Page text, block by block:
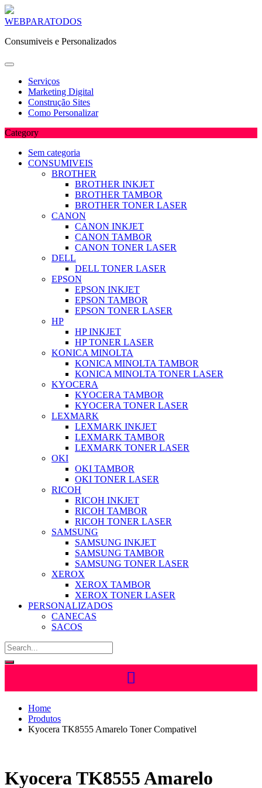
Skip
content
WEBPARATODOS
Consumiveis e Personalizados
Serviços
Marketing Digital
Construção Sites
Como Personalizar
Category
Sem categoria
CONSUMIVEIS
BROTHER
BROTHER INKJET
BROTHER TAMBOR
BROTHER TONER LASER
CANON
CANON INKJET
CANON TAMBOR
CANON TONER LASER
DELL
DELL TONER LASER
EPSON
EPSON INKJET
EPSON TAMBOR
EPSON TONER LASER
HP
HP INKJET
HP TONER LASER
KONICA MINOLTA
KONICA MINOLTA TAMBOR
KONICA MINOLTA TONER LASER
KYOCERA
KYOCERA TAMBOR
KYOCERA TONER LASER
LEXMARK
LEXMARK INKJET
LEXMARK TAMBOR
LEXMARK TONER LASER
OKI
OKI TAMBOR
OKI TONER LASER
RICOH
RICOH INKJET
RICOH TAMBOR
RICOH TONER LASER
SAMSUNG
SAMSUNG INKJET
SAMSUNG TAMBOR
SAMSUNG TONER LASER
XEROX
XEROX TAMBOR
XEROX TONER LASER
PERSONALIZADOS
CANECAS
SACOS
Home
Produtos
Kyocera TK8555 Amarelo Toner Compativel
Kyocera TK8555 Amarelo